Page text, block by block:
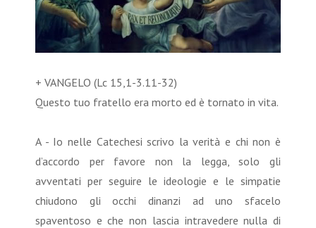
+ VANGELO (Lc 15,1-3.11-32)
Questo tuo fratello era morto ed è tornato in vita.
A - Io nelle Catechesi scrivo la verità e chi non è
d’accordo per favore non la legga, solo gli
avventati per seguire le ideologie e le simpatie
chiudono gli occhi dinanzi ad uno sfacelo
spaventoso e che non lascia intravedere nulla di